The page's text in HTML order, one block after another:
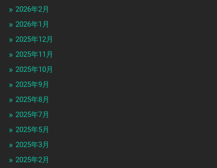
2026年2月
2026年1月
2025年12月
2025年11月
2025年10月
2025年9月
2025年8月
2025年7月
2025年5月
2025年3月
2025年2月